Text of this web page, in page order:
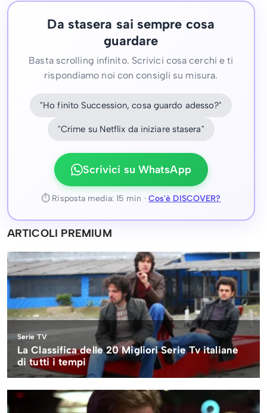
Da stasera sai sempre cosa
guardare
Basta scrolling infinito. Scrivici cosa cerchi e ti
rispondiamo noi con consigli su misura.
"Ho finito Succession, cosa guardo adesso?"
"Crime su Netflix da iniziare stasera"
Scrivici su WhatsApp
⏱ Risposta media: 15 min · Cos'è DISCOVER?
ARTICOLI PREMIUM